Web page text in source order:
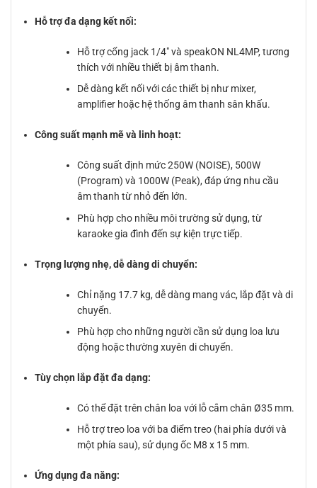
Hỗ trợ đa dạng kết nối:
Hỗ trợ cổng jack 1/4″ và speakON NL4MP, tương
thích với nhiều thiết bị âm thanh.
Dễ dàng kết nối với các thiết bị như mixer,
amplifier hoặc hệ thống âm thanh sân khấu.
Công suất mạnh mẽ và linh hoạt:
Công suất định mức 250W (NOISE), 500W
(Program) và 1000W (Peak), đáp ứng nhu cầu
âm thanh từ nhỏ đến lớn.
Phù hợp cho nhiều môi trường sử dụng, từ
karaoke gia đình đến sự kiện trực tiếp.
Trọng lượng nhẹ, dễ dàng di chuyển:
Chỉ nặng 17.7 kg, dễ dàng mang vác, lắp đặt và di
chuyển.
Phù hợp cho những người cần sử dụng loa lưu
động hoặc thường xuyên di chuyển.
Tùy chọn lắp đặt đa dạng:
Có thể đặt trên chân loa với lỗ cắm chân Ø35 mm.
Hỗ trợ treo loa với ba điểm treo (hai phía dưới và
một phía sau), sử dụng ốc M8 x 15 mm.
Ứng dụng đa năng: